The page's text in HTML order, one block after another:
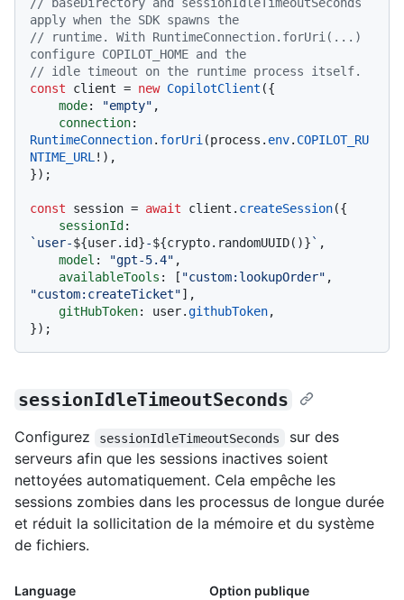
// baseDirectory and sessionIdleTimeoutSeconds
apply when the SDK spawns the
// runtime. With RuntimeConnection.forUri(...)
configure COPILOT_HOME and the
// idle timeout on the runtime process itself.
const client = new CopilotClient ({
mode: "empty" ,
connection
RuntimeConnection. forUri(process. env. COPILOT_RU
NTIME_URL!),
});
const session = await client. createSession({
sessionId
`user-${user.id}-${crypto.randomUUID()} ` ,
model : "gpt-5.4" ,
availableTools : [ "custom:lookupOrder"
"custom:createTicket"],
gitHubToken: user.githubToken,
sessionIdleTimeoutSeconds
Configurez sessionIdleTimeoutSeconds
sur des
serveurs afin que les sessions inactives soient
nettoyées automatiquement. Cela empêche les
sessions zombies dans les processus de longue durée
et réduit la sollicitation de la mémoire et du système
de fichiers.
Language Option publique